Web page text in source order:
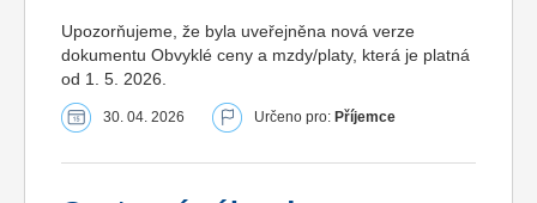
Upozorňujeme, že byla uveřejněna nová verze
dokumentu Obvyklé ceny a mzdy/platy, která je platná
od 1. 5. 2026.
30. 04. 2026 Určeno pro: Příjemce